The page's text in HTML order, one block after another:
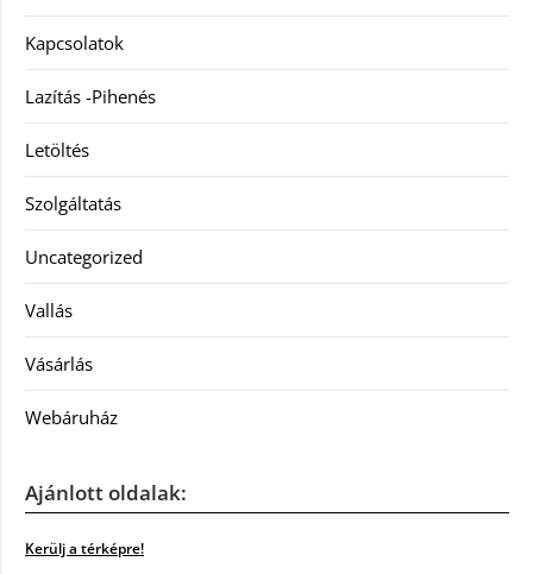
Kapcsolatok
Lazítás -Pihenés
Letöltés
Szolgáltatás
Uncategorized
Vallás
Vásárlás
Webáruház
Ajánlott oldalak:
Kerülj a térképre!